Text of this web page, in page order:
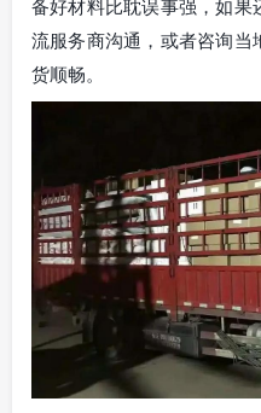
备好材料比耽误事强，如果
流服务商沟通，或者咨询
货顺畅。